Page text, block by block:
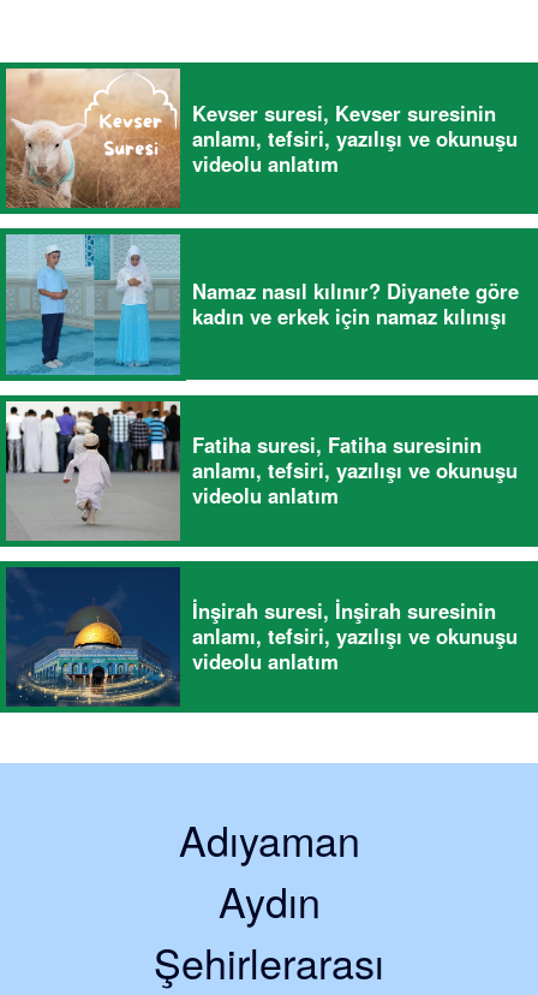
Kevser suresi, Kevser suresinin
anlamı, tefsiri, yazılışı ve okunuşu
videolu anlatım
Namaz nasıl kılınır? Diyanete göre
kadın ve erkek için namaz kılınışı
Fatiha suresi, Fatiha suresinin
anlamı, tefsiri, yazılışı ve okunuşu
videolu anlatım
İnşirah suresi, İnşirah suresinin
anlamı, tefsiri, yazılışı ve okunuşu
videolu anlatım
Adıyaman
Aydın
Şehirlerarası